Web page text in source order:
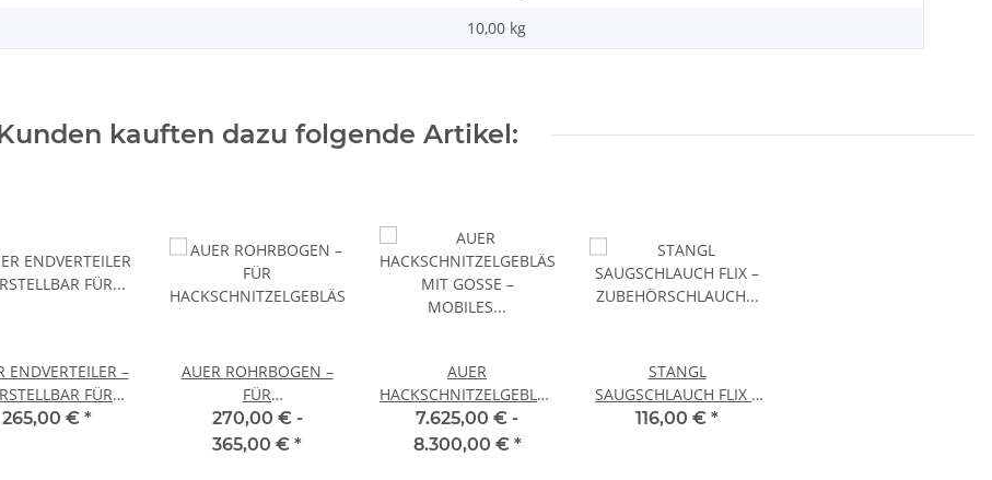
10,00 kg
kauften dazu folgende Artikel:
ENDVERTEILER –
FÜR
265,00 € *
AUER ROHRBOGEN –
FÜR
HACKSCHNITZELGEBLÄSE
270,00 € -
365,00 € *
AUER
HACKSCHNITZELGEBLÄSE
MIT GOSSE – MOBILES
SYSTEM
7.625,00 € -
8.300,00 € *
STANGL
SAUGSCHLAUCH FLIX –
ZUBEHÖRSCHLAUCH
116,00 € *